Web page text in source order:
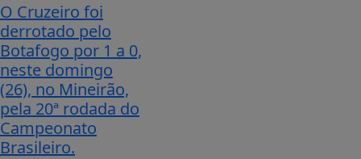
O Cruzeiro foi
derrotado pelo
Botafogo por 1 a 0,
neste domingo
(26), no Mineirão,
pela 20ª rodada do
Campeonato
Brasileiro.